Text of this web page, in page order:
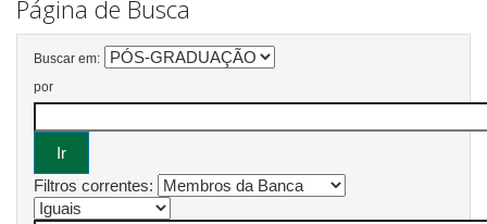
Página de Busca
Buscar em:
por
Filtros correntes: